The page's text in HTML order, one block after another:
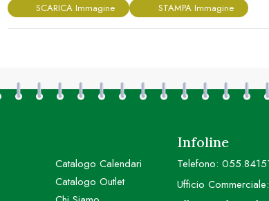
SCARICA Immagine STAMPA Immagine
Catalogo Calendari
Catalogo Outlet
Infoline
Telefono:
Ufficio Commerciale: